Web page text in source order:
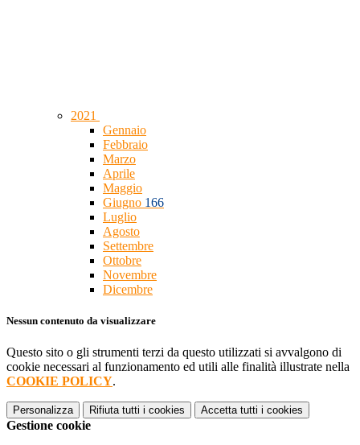
2021
Gennaio
Febbraio
Marzo
Aprile
Maggio
Giugno 166
Luglio
Agosto
Settembre
Ottobre
Novembre
Dicembre
Nessun contenuto da visualizzare
Questo sito o gli strumenti terzi da questo utilizzati si avvalgono di
cookie necessari al funzionamento ed utili alle finalità illustrate nella
COOKIE POLICY.
Personalizza Rifiuta tutti i cookies Accetta tutti i cookies
Gestione cookie